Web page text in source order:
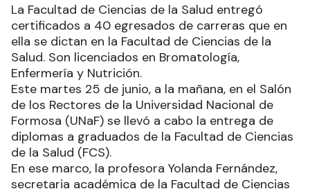
La Facultad de Ciencias de la Salud entregó
certificados a 40 egresados de carreras que en
ella se dictan en la Facultad de Ciencias de la
Salud. Son licenciados en Bromatología,
Enfermería y Nutrición.
Este martes 25 de junio, a la mañana, en el Salón
de los Rectores de la Universidad Nacional de
Formosa (UNaF) se llevó a cabo la entrega de
diplomas a graduados de la Facultad de Ciencias
de la Salud (FCS).
En ese marco, la profesora Yolanda Fernández,
secretaria académica de la Facultad de Ciencias